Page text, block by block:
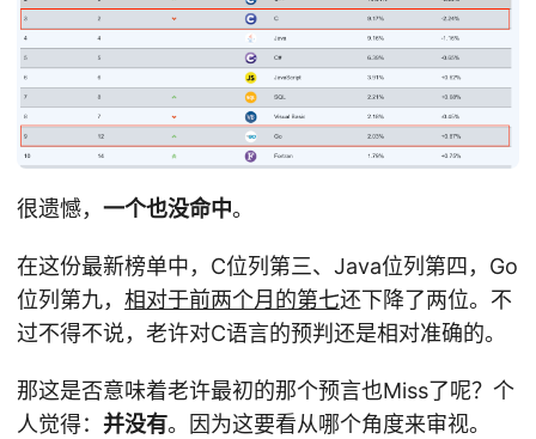
很遗憾， 一个也没命中。
在这份最新榜单中，C位列第三、Java位列第四，Go
位列第九， 相对于前两个月的第七还下降了两位。不
过不得不说，老许对C语言的预判还是相对准确的。
那这是否意味着老许最初的那个预言也Miss了呢？个
人觉得： 并没有。因为这要看从哪个角度来审视。